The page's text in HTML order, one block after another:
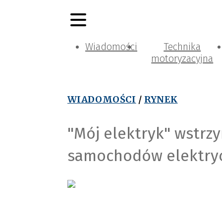
Wiadomości
Technika
motoryzacyjna
WIADOMOŚCI / RYNEK
"Mój elektryk"
samochodów